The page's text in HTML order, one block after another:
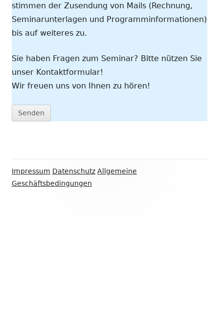
stimmen der Zusendung von Mails (Rechnung,
Seminarunterlagen und Programminformationen)
bis auf weiteres zu.
Sie haben Fragen zum Seminar? Bitte nützen Sie
unser Kontaktformular!
Wir freuen uns von Ihnen zu hören!
Footer
Inhalt
Impressum Datenschutz Allgemeine
Geschäftsbedingungen